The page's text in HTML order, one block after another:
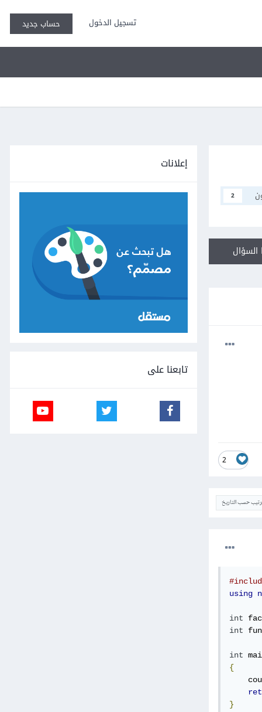
تسجيل الدخول حساب جديد
2
2
حسب التاريخ
using
int
int
int
{
}
إعلانات
تابعنا على